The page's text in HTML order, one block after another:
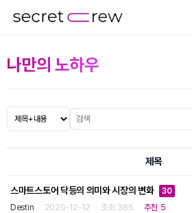
나만의 노하우
제목
스마트스토어 닥등의 의미와 시장의 변화 30
Destin 2020-12-12 조회 385 추천 5